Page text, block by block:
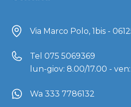
Via Marco Polo, 1bis -
Tel 075 5069369
lun-giov: 8.00/17.00 -
Wa 333 7786132